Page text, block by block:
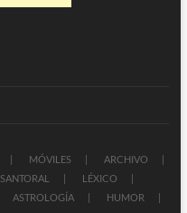
MÓVILES
ARCHIVO
SANTORAL
LÉXICO
ASTROLOGÍA
HUMOR